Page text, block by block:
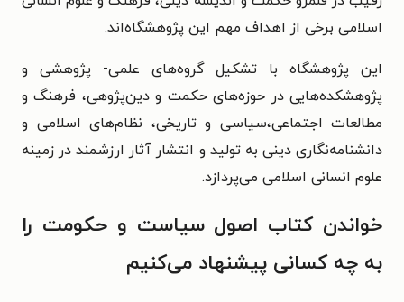
اسلامی برخی از اهداف مهم این پژوهشگاه‌اند.
این پژوهشگاه با تشکیل گروه‌های علمی- پژوهشی و
پژوهشکده‌هایی در حوزه‌های حکمت و دین‌پژوهی، فرهنگ و
مطالعات اجتماعی،سیاسی و تاریخی، نظام‌های اسلامی و
دانشنامه‌نگاری دینی به تولید و انتشار آثار ارزشمند در زمینه
علوم انسانی اسلامی می‌پردازد.
خواندن کتاب اصول سیاست و حکومت را
به چه کسانی پیشنهاد می‌کنیم